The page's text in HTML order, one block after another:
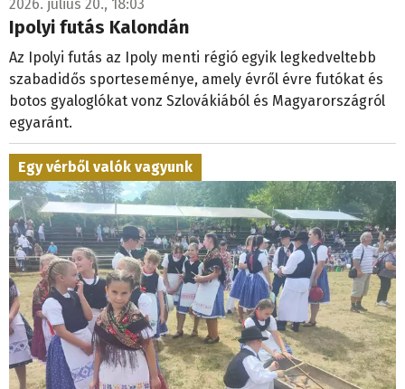
2026. július 20., 18:03
Ipolyi futás Kalondán
Az Ipolyi futás az Ipoly menti régió egyik legkedveltebb
szabadidős sporteseménye, amely évről évre futókat és
botos gyaloglókat vonz Szlovákiából és Magyarországról
egyaránt.
Egy vérből valók vagyunk